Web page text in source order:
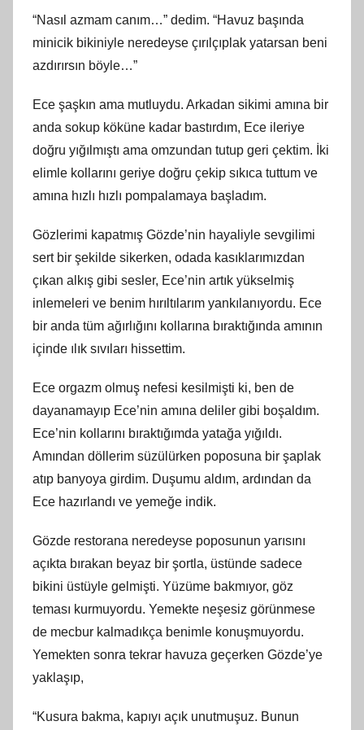
“Nasıl azmam canım…” dedim. “Havuz başında
minicik bikiniyle neredeyse çırılçıplak yatarsan beni
azdırırsın böyle…”
Ece şaşkın ama mutluydu. Arkadan sikimi amına bir
anda sokup köküne kadar bastırdım, Ece ileriye
doğru yığılmıştı ama omzundan tutup geri çektim. İki
elimle kollarını geriye doğru çekip sıkıca tuttum ve
amına hızlı hızlı pompalamaya başladım.
Gözlerimi kapatmış Gözde’nin hayaliyle sevgilimi
sert bir şekilde sikerken, odada kasıklarımızdan
çıkan alkış gibi sesler, Ece’nin artık yükselmiş
inlemeleri ve benim hırıltılarım yankılanıyordu. Ece
bir anda tüm ağırlığını kollarına bıraktığında amının
içinde ılık sıvıları hissettim.
Ece orgazm olmuş nefesi kesilmişti ki, ben de
dayanamayıp Ece’nin amına deliler gibi boşaldım.
Ece’nin kollarını bıraktığımda yatağa yığıldı.
Amından döllerim süzülürken poposuna bir şaplak
atıp banyoya girdim. Duşumu aldım, ardından da
Ece hazırlandı ve yemeğe indik.
Gözde restorana neredeyse poposunun yarısını
açıkta bırakan beyaz bir şortla, üstünde sadece
bikini üstüyle gelmişti. Yüzüme bakmıyor, göz
teması kurmuyordu. Yemekte neşesiz görünmese
de mecbur kalmadıkça benimle konuşmuyordu.
Yemekten sonra tekrar havuza geçerken Gözde’ye
yaklaşıp,
“Kusura bakma, kapıyı açık unutmuşuz. Bunun